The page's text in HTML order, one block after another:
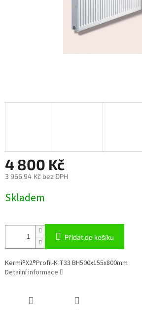
4 800 Kč
3 966,94 Kč bez DPH
cena:
Skladem
Přidat do košíku
Kermi®X2®Profil-K T33 BH500x155x800mm
Detailní informace